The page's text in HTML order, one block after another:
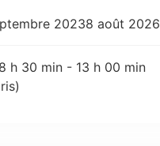
20238 août 2026
8 h 30 min - 13 h 00 min